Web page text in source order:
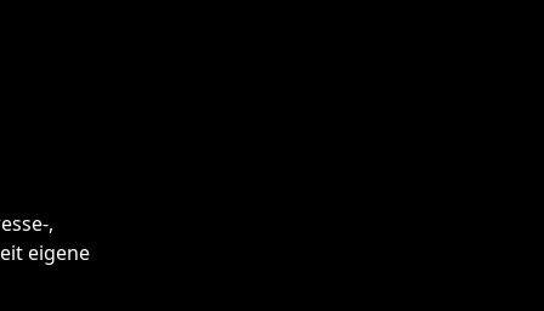
,
eigene